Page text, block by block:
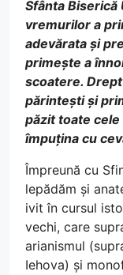
Sfânta Biserică
vremurilor a
adevărata și
primește a
scoatere.
părintești și
păzit toate cele
împuțina cu
Împreună cu
lepădăm și
ivit în cursul
vechi, care
arianismul
Iehova) și